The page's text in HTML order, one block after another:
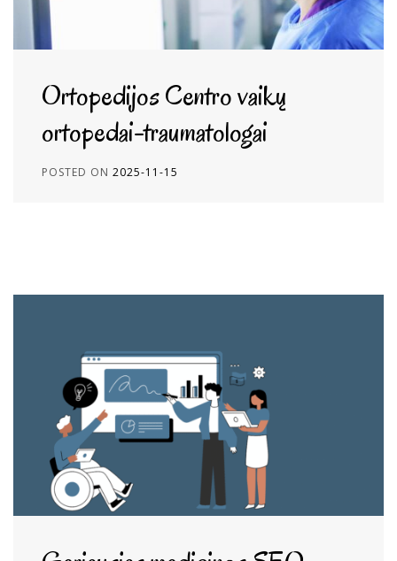
Ortopedijos Centro vaikų
ortopedai-traumatologai
POSTED ON 2025-11-15